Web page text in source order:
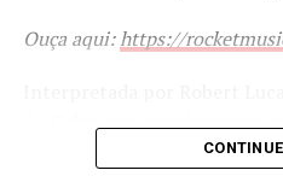
Ouça aqui:https://
Thalita Santana, a faixa traz